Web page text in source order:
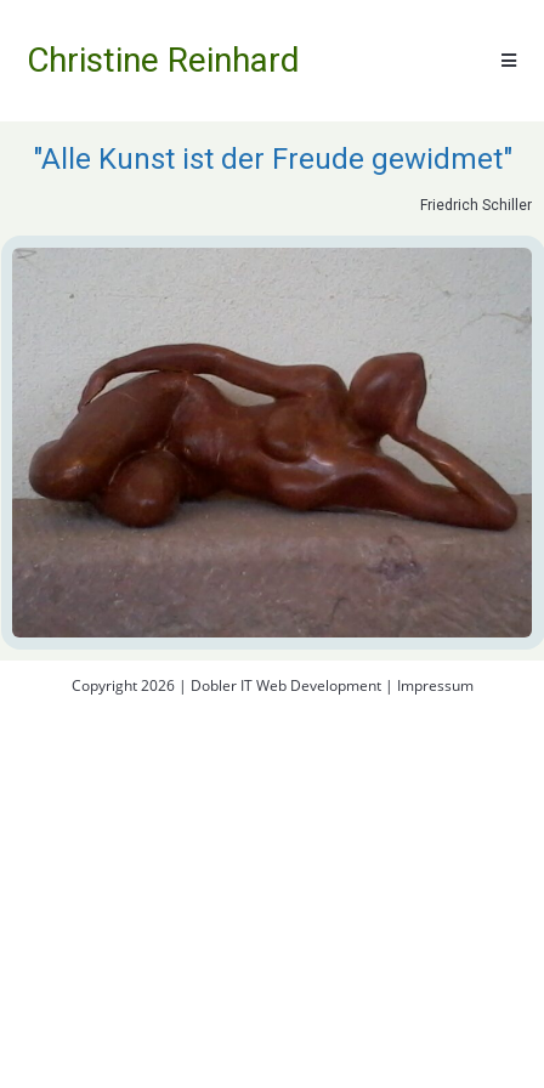
Christine Reinhard
"Alle Kunst ist der Freude gewidmet"
Friedrich Schiller
Copyright 2026 | Dobler IT Web Development | Impressum